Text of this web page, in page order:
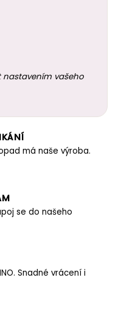
nastavením vašeho
má naše výroba.
se do našeho
Snadné vrácení i